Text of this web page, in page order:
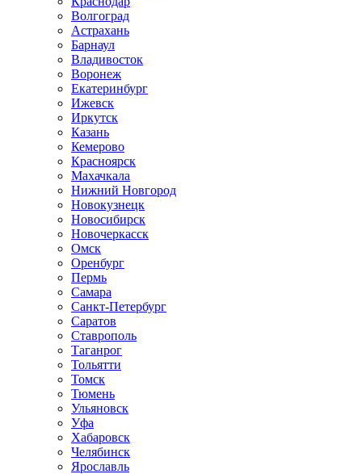
Волгоград
Астрахань
Барнаул
Владивосток
Воронеж
Екатеринбург
Ижевск
Иркутск
Казань
Кемерово
Красноярск
Махачкала
Нижний Новгород
Новокузнецк
Новосибирск
Новочеркаcск
Омск
Оренбург
Пермь
Самара
Санкт-Петербург
Саратов
Ставрополь
Таганрог
Тольятти
Томск
Тюмень
Ульяновск
Уфа
Хабаровск
Челябинск
Ярославль